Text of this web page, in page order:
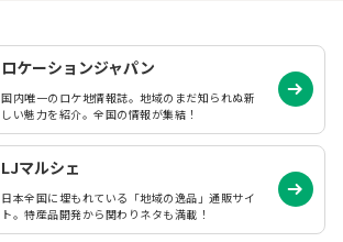
ロケーションジャパン
国内唯一のロケ地情報誌。地域のまだ知られぬ新
しい魅力を紹介。全国の情報が集結！
LJマルシェ
日本全国に埋もれている「地域の逸品」通販サイ
ト。特産品開発から関わりネタも満載！